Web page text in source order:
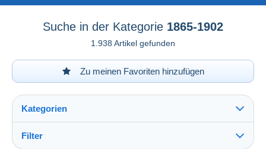
Suche in der Kategorie 1865-1902
1.938 Artikel gefunden
Zu meinen Favoriten hinzufügen
Kategorien
Filter